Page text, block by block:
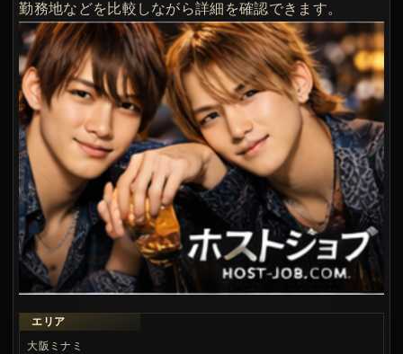
勤務地などを比較しながら詳細を確認できます。
エリア
大阪ミナミ